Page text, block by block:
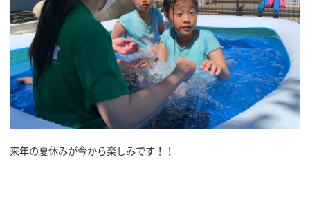
来年の夏休みが今から楽しみです！！